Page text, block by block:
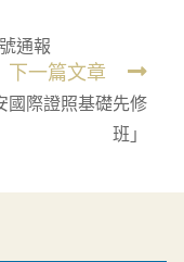
通報
下一篇文章
國際證照基礎先修
班」